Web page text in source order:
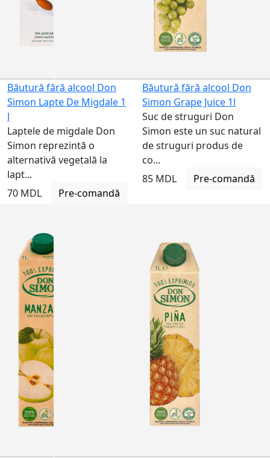
Băutură fără alcool Don
Simon Lapte De Migdale 1
l
Laptele de migdale Don
Simon reprezintă o
alternativă vegetală la
lapt...
70 MDL
Pre-comandă
Băutură fără alcool Don
Simon Grape Juice 1l
Suc de struguri Don
Simon este un suc natural
de struguri produs de
co...
85 MDL
Pre-comandă
Nu este
disponibil